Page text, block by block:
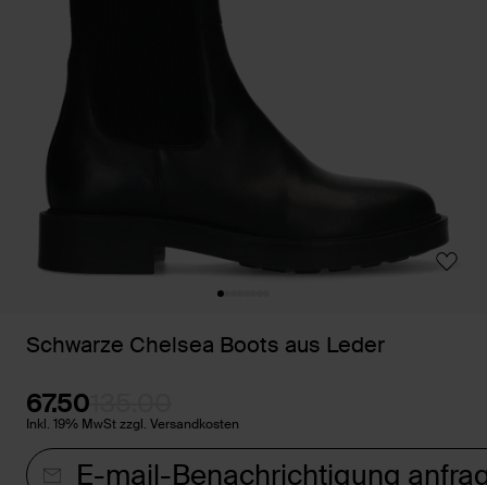
Schwarze Chelsea Boots aus Leder
67.50
Inkl. 19% MwSt zzgl. Versandkosten
E-mail-Benachrichtigung